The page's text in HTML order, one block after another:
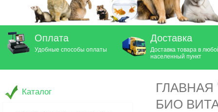
Оплата
Удобные способы оплаты
Доставка
Доставка товара в
населенный пункт
ГЛАВНАЯ
БИО
Каталог